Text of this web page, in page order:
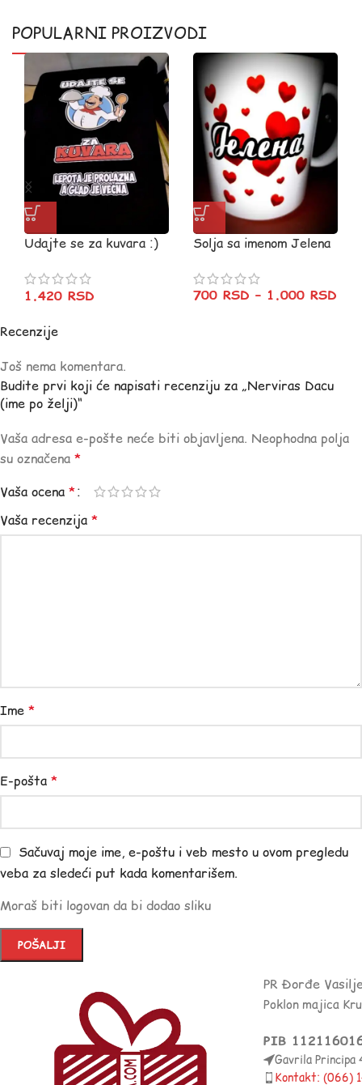
POPULARNI PROIZVODI
Udajte se za kuvara :)
1.420 RSD
Solja sa imenom Jelena
700 RSD – 1.000 RSD
Recenzije
Još nema komentara.
Budite prvi koji će napisati recenziju za „Nerviras Dacu
(ime po želji)“
Vaša adresa e-pošte neće biti objavljena. Neophodna polja
su označena *
Vaša ocena *
Vaša recenzija *
Ime *
E-pošta *
Sačuvaj moje ime, e-poštu i veb mesto u ovom pregledu
veba za sledeći put kada komentarišem.
Moraš biti logovan da bi dodao sliku
PR Đorđe
Poklon majica
PIB
Gavrila Principa
Kontakt: (066)